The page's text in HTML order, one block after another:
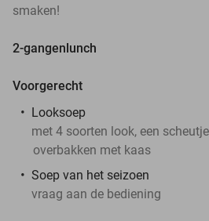
smaken!
2-gangenlunch
Voorgerecht
Looksoep
met 4 soorten look, een
overbakken met kaas
Soep van het seizoen
vraag aan de bediening